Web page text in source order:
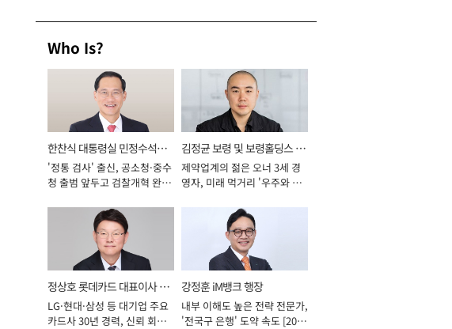
Who Is?
한찬식 대통령실 민정수석비
서관
'정통 검사' 출신, 공소청·중수
청 출범 앞두고 검찰개혁 완수
김정균 보령 및 보령홀딩스 대
표이사 사장
제약업계의 젊은 오너 3세 경
영자, 미래 먹거리 '우주와 헬
정상호 롯데카드 대표이사 사
장
LG·현대·삼성 등 대기업 주요
카드사 30년 경력, 신뢰 회복
강정훈 iM뱅크 행장
내부 이해도 높은 전략 전문가,
'전국구 은행' 도약 속도 [2026